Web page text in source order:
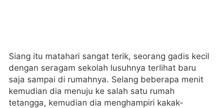
Siang itu matahari sangat terik, seorang gadis kecil
dengan seragam sekolah lusuhnya terlihat baru
saja sampai di rumahnya. Selang beberapa menit
kemudian dia menuju ke salah satu rumah
tetangga, kemudian dia menghampiri kakak-